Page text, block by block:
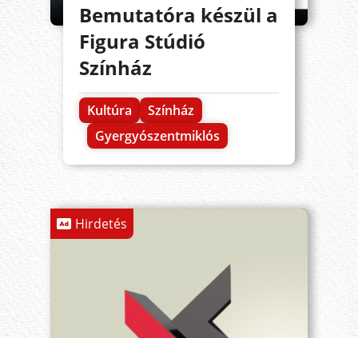
Bemutatóra készül a
Figura Stúdió
Színház
Kultúra
Színház
Gyergyószentmiklós
Hirdetés